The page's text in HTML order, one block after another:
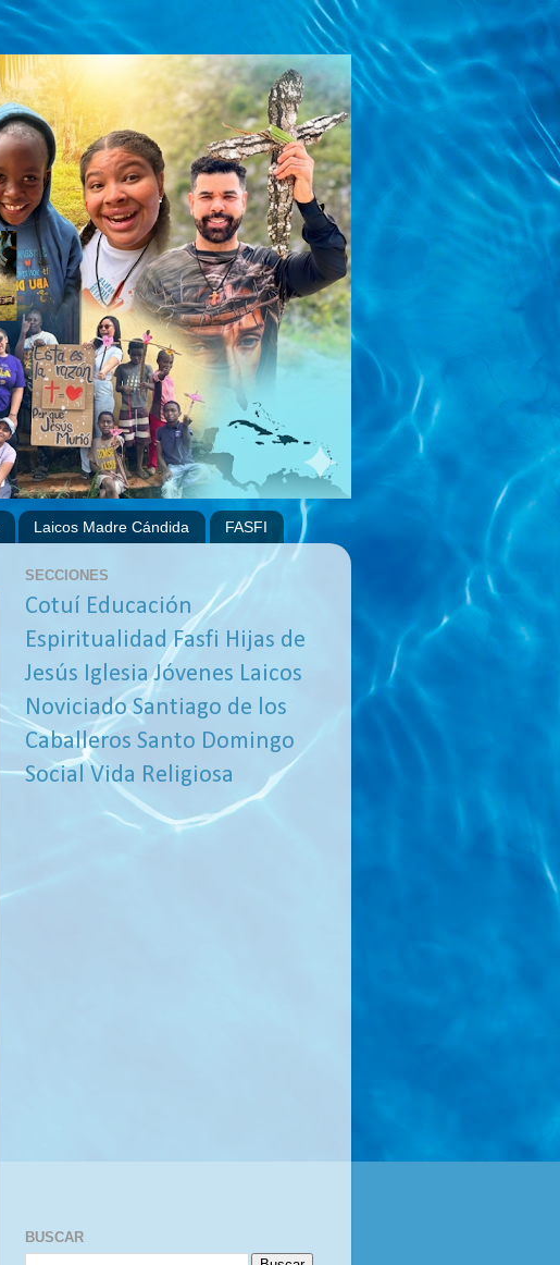
Laicos Madre Cándida FASFI
SECCIONES
Cotuí Educación
Espiritualidad Fasfi Hijas de
Jesús Iglesia Jóvenes Laicos
Noviciado Santiago de los
Caballeros Santo Domingo
Social Vida Religiosa
BUSCAR